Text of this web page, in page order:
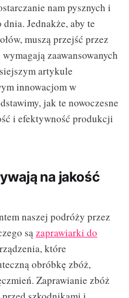
nam pysznych i
Jednakże, aby te
muszą przejść przez
zaawansowanych
artykule
innowacjom w
jak te nowoczesne
i efektywność produkcji
na jakość
naszej podróży przez
sązaprawiarki do
które
obróbkę zbóż,
Zaprawianie zbóż